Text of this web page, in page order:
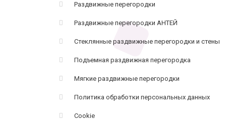
Раздвижные перегородки
Раздвижные перегородки АНТЕЙ
Стеклянные раздвижные перегородки и стены
Подъемная раздвижная перегородка
Мягкие раздвижные перегородки
Политика обработки персональных данных
Cookie